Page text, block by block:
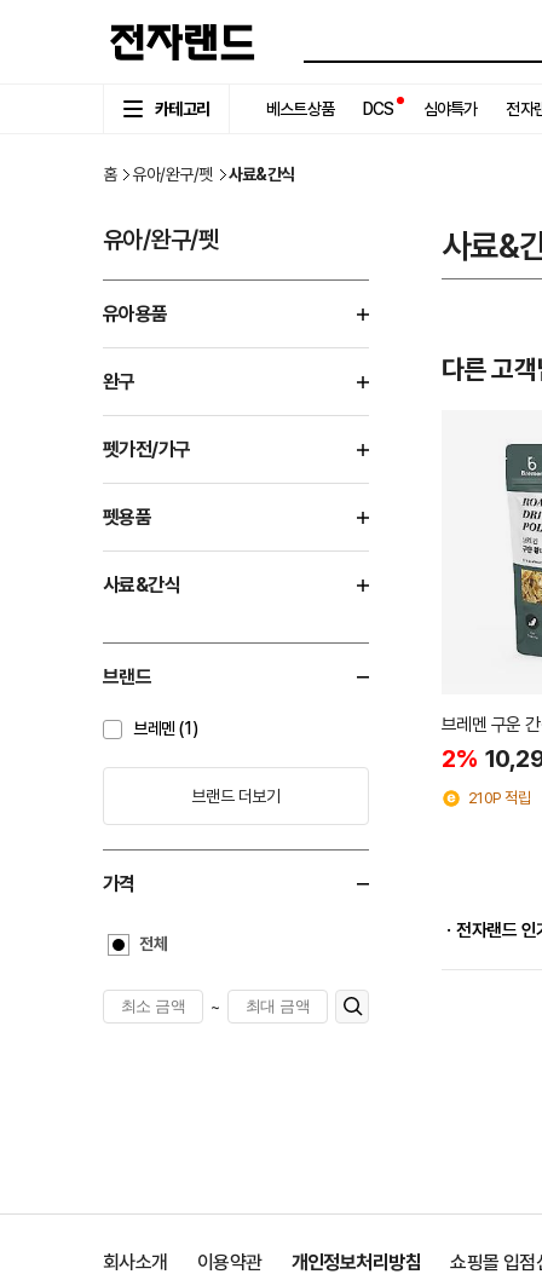
카테고리 베스트상품 DCS 심야특가 전자
홈 유아/완구/펫 사료&간식
유아/완구/펫
유아용품
완구
펫가전/가구
펫용품
사료&간식
브랜드
브레멘 (1)
브랜드 더보기
가격
전체
~
사료&
다른 고
브레멘 구운
2%
210P 적립
ㆍ전자랜드 인
회사소개 이용약관 개인정보처리방침 쇼핑몰 입점